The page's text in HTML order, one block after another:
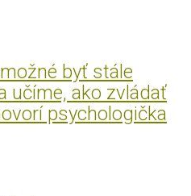
byť stále
učíme, ako zvládať
psychologička